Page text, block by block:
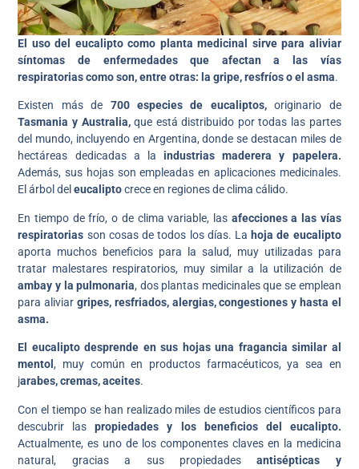
El uso del eucalipto como planta medicinal sirve para aliviar
síntomas de enfermedades que afectan a las vías
respiratorias como son, entre otras: la gripe, resfríos o el asma.
Existen más de 700 especies de eucaliptos,originario de
Tasmania y Australia,que está distribuido por todas las partes
del mundo, incluyendo en Argentina, donde se destacan miles de
hectáreas dedicadas a la industrias maderera y papelera.
Además, sus hojas son empleadas en aplicaciones medicinales.
El árbol deleucaliptocrece en regiones de clima cálido.
En tiempo de frío, o de clima variable, las afecciones a las vías
respiratorias son cosas de todos los días. La hoja de eucalipto
aporta muchos beneficios para la salud, muy utilizadas para
tratar malestares respiratorios, muy similar a la utilización de
ambay y la pulmonaria, dos plantas medicinales que se emplean
para aliviar gripes, resfriados, alergias, congestiones y hasta el
asma.
El eucalipto desprende en sus hojas una fragancia similar al
mentol, muy común en productos farmacéuticos, ya sea en
jarabes, cremas, aceites.
Con el tiempo se han realizado miles de estudios científicos para
descubrir laspropiedades y los beneficios del eucalipto.
Actualmente, es uno de los componentes claves en la medicina
natural, gracias a sus propiedadesantisépticas y